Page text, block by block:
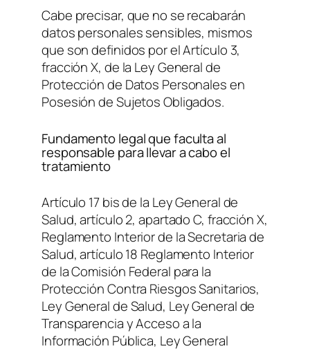
Cabe precisar, que no se recabarán
datos personales sensibles, mismos
que son definidos por el Artículo 3,
fracción X, de la Ley General de
Protección de Datos Personales en
Posesión de Sujetos Obligados.
Fundamento legal que faculta al
responsable para llevar a cabo el
tratamiento
Artículo 17 bis de la Ley General de
Salud, artículo 2, apartado C, fracción X,
Reglamento Interior de la Secretaria de
Salud, artículo 18 Reglamento Interior
de la Comisión Federal para la
Protección Contra Riesgos Sanitarios,
Ley General de Salud, Ley General de
Transparencia y Acceso a la
Información Pública, Ley General